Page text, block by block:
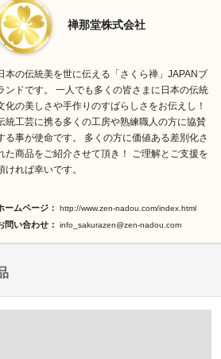
禅那堂株式会社
本の伝統美を世に伝える「さくら禅」JAPANブ
ンドです。 一人でも多くの皆さまに日本の伝統
化の美しさや手作りのすばらしさをお伝えし！
統工芸に携る多くの工房や熟練職人の方に協賛
る事が使命です。 多くの方に価値ある差別化さ
た商品をご紹介させて頂き！ ご理解とご支援を
ければ幸いです。
ームページ： http://www.zen-nadou.com/index.html
問い合わせ： info_sakurazen@zen-nadou.com